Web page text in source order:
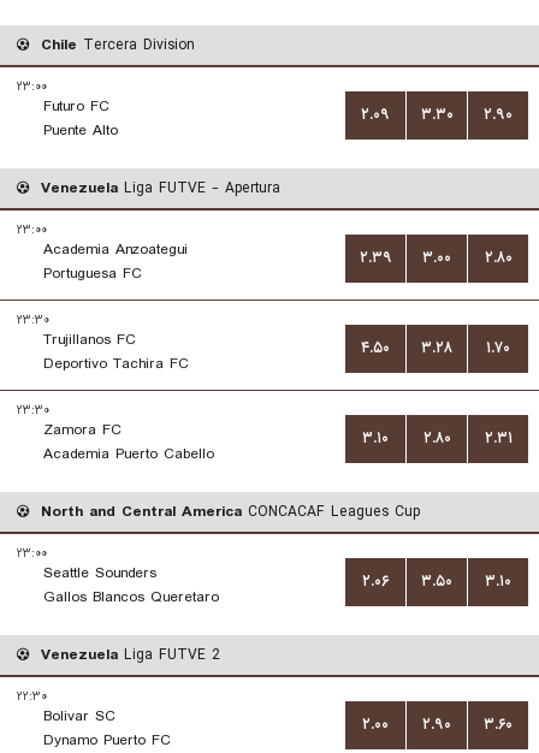
Chile Tercera Division
۲۳:۰۰
Futuro FC
Puente Alto
۲.۰۹ ۳.۳۰ ۲.۹۰
Venezuela Liga FUTVE - Apertura
۲۳:۰۰
Academia Anzoategui
Portuguesa FC
۲.۳۹ ۳.۰۰ ۲.۸۰
۲۳:۳۰
Trujillanos FC
Deportivo Tachira FC
۴.۵۰ ۳.۲۸ ۱.۷۰
۲۳:۳۰
Zamora FC
Academia Puerto Cabello
۳.۱۰ ۲.۸۰ ۲.۳۱
North and Central America CONCACAF Leagues Cup
۲۳:۰۰
Seattle Sounders
Gallos Blancos Queretaro
۲.۰۶ ۳.۵۰ ۳.۱۰
Venezuela Liga FUTVE 2
۲۲:۳۰
Bolivar SC
Dynamo Puerto FC
۲.۰۰ ۲.۹۰ ۳.۶۰